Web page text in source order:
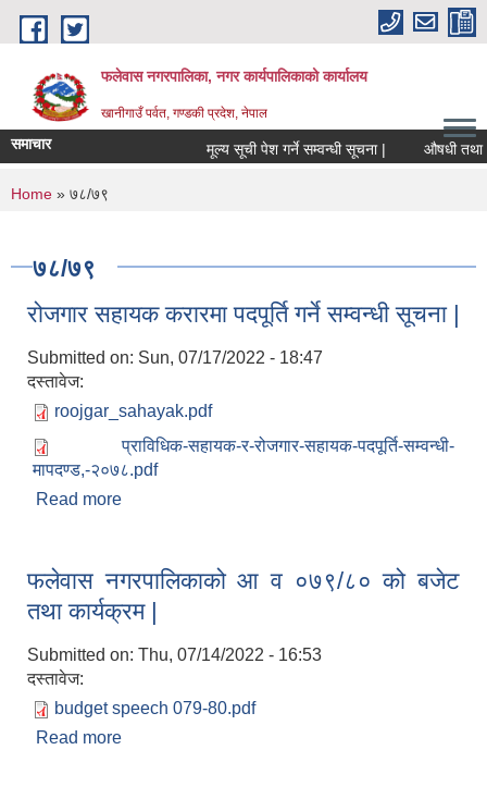
Skip to main content
फलेवास नगरपालिका, नगर कार्यपालिकाको कार्यालय
खानीगाउँ पर्वत, गण्डकी प्रदेश, नेपाल
समाचार मूल्य सूची पेश गर्ने सम्वन्धी सूचना | औषधी तथा
You are here
Home » ७८/७९
७८/७९
रोजगार सहायक करारमा पदपूर्ति गर्ने सम्वन्धी सूचना |
Submitted on: Sun, 07/17/2022 - 18:47
दस्तावेज:
roojgar_sahayak.pdf
प्राविधिक-सहायक-र-रोजगार-सहायक-पदपूर्ति-सम्वन्धी-
मापदण्ड,-२०७८.pdf
Read more
फलेवास नगरपालिकाको आ व ०७९/८० को बजेट
तथा कार्यक्रम |
Submitted on: Thu, 07/14/2022 - 16:53
दस्तावेज:
budget speech 079-80.pdf
Read more